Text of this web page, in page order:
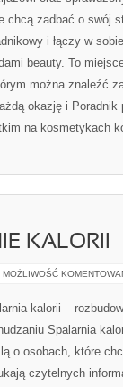
chcą zadbać o swój
i łączy w
beauty. To
można znaleźć
okazję i
na kosmetykach
KALORII
MOŻLIWOŚĆ
kalorii –
Spalarnia
o osobach, które
czytelnych